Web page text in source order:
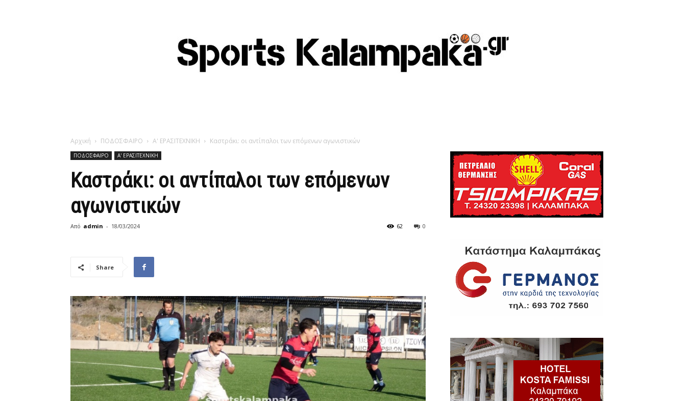
Αρχική ΠΟΔΟΣΦΑΙΡΟ Α' ΕΡΑΣΙΤΕΧΝΙΚΗ Καστράκι: οι αντίπαλοι των επόμενων αγωνιστικών
ΠΟΔΟΣΦΑΙΡΟ Α' ΕΡΑΣΙΤΕΧΝΙΚΗ
Καστράκι: οι αντίπαλοι των επόμενων
αγωνιστικών
Από admin - 18/03/2024 0
63
Share